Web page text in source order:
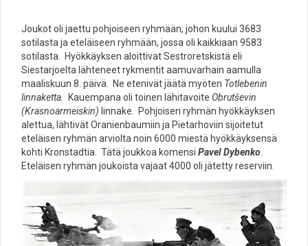
Joukot oli jaettu pohjoiseen ryhmään, johon kuului 3683
sotilasta ja eteläiseen ryhmään, jossa oli kaikkiaan 9583
sotilasta. Hyökkäyksen aloittivat Sestroretskistä eli
Siestarjoelta lähteneet rykmentit aamuvarhain aamulla
maaliskuun 8. päivä. Ne etenivät jäätä myöten Totlebenin
linnaketta.
Kauempana oli toinen lähitavoite Obrutševin
(Krasnoarmeiskin) linnake. Pohjoisen ryhmän hyökkäyksen
alettua, lähtivät Oranienbaumiin ja Pietarhoviin sijoitetut
eteläisen ryhmän arviolta noin 6000 miestä hyökkäyksensä
kohti Kronstadtia. Tätä joukkoa komensi Pavel Dybenko
Eteläisen ryhmän joukoista vajaat 4000 oli jätetty reserviin.